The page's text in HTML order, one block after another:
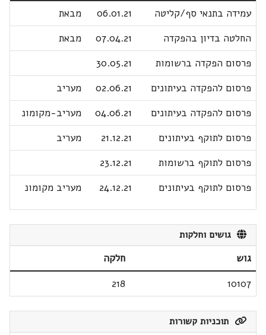
עמידה בתנאי סף/קליטה
06.01.21
מבאת
החלטה בדיון בהפקדה
07.04.21
מבאת
פרסום הפקדה ברשומות
30.05.21
פרסום להפקדה בעיתונים
02.06.21
מעריב
פרסום להפקדה בעיתונים
04.06.21
מעריב-מקומונ
פרסום לתוקף בעיתונים
21.12.21
מעריב
פרסום לתוקף ברשומות
23.12.21
פרסום לתוקף בעיתונים
24.12.21 מעריב מקומונ
גושים וחלקות
גוש
חלקה
10107
218
תוכניות קשורות